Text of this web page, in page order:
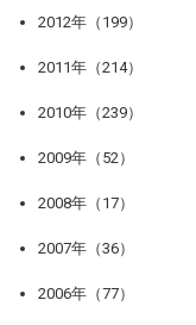
2012年（199）
2011年（214）
2010年（239）
2009年（52）
2008年（17）
2007年（36）
2006年（77）